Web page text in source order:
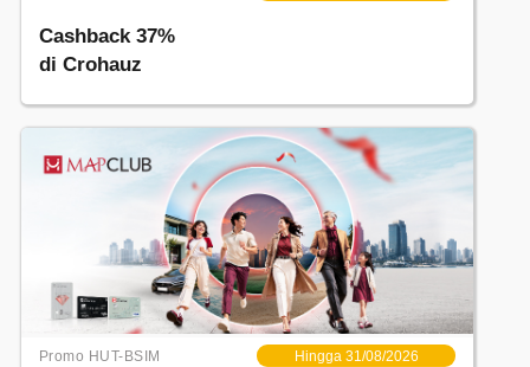
Cashback 37%
di Crohauz
Promo HUT-BSIM Hingga 31/08/2026